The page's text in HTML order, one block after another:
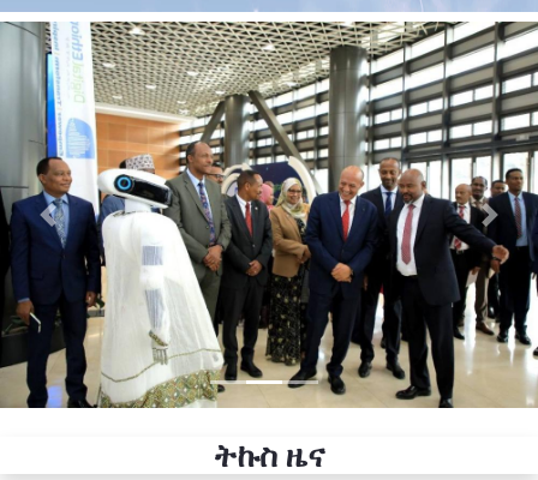
Previous Next
ትኩስ ዜና